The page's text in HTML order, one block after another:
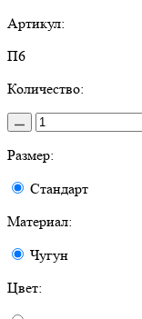
Артикул:
П6
Количество:
Размер:
Стандарт
Материал:
Чугун
Цвет: